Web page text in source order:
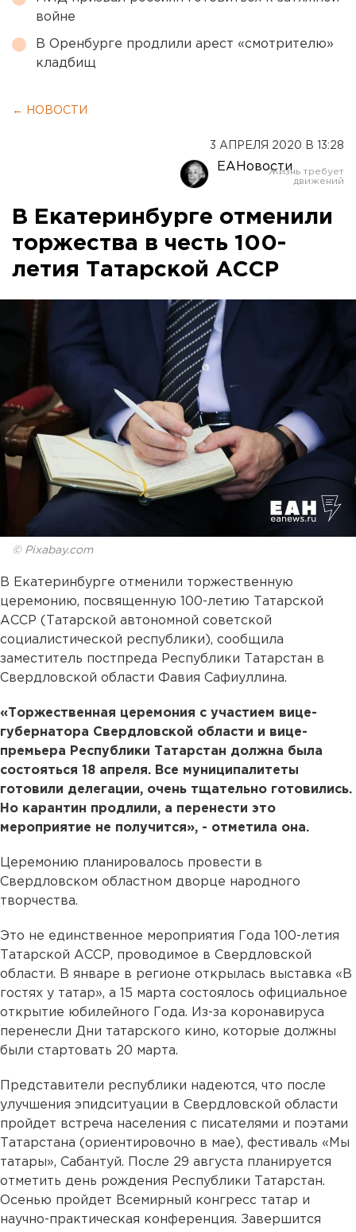
войне
В Оренбурге продлили арест «смотрителю»
кладбищ
← НОВОСТИ
3 АПРЕЛЯ 2020 В 13:28
ЕАНовости
В Екатеринбурге отменили
торжества в честь 100-
летия Татарской АССР
© Pixabay.com
В Екатеринбурге отменили торжественную
церемонию, посвященную 100-летию Татарской
АССР (Татарской автономной советской
социалистической республики), сообщила
заместитель постпреда Республики Татарстан в
Свердловской области Фавия Сафиуллина.
«Торжественная церемония с участием вице-
губернатора Свердловской области и вице-
премьера Республики Татарстан должна была
состояться 18 апреля. Все муниципалитеты
готовили делегации, очень тщательно готовились.
Но карантин продлили, а перенести это
мероприятие не получится», - отметила она.
Церемонию планировалось провести в
Свердловском областном дворце народного
творчества.
Это не единственное мероприятия Года 100-летия
Татарской АССР, проводимое в Свердловской
области. В январе в регионе открылась выставка «В
гостях у татар», а 15 марта состоялось официальное
открытие юбилейного Года. Из-за коронавируса
перенесли Дни татарского кино, которые должны
были стартовать 20 марта.
Представители республики надеются, что после
улучшения эпидситуации в Свердловской области
пройдет встреча населения с писателями и поэтами
Татарстана (ориентировочно в мае), фестиваль «Мы
татары», Сабантуй. После 29 августа планируется
отметить день рождения Республики Татарстан.
Осенью пройдет Всемирный конгресс татар и
научно-практическая конференция. Завершится